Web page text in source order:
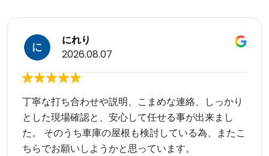
にれり
2026.08.07
丁寧な打ち合わせや説明、こまめな連絡、しっかり
とした現場確認と、安心して任せる事が出来まし
た。 そのうち車庫の屋根も検討している為、またこ
ちらでお願いしようかと思っています。